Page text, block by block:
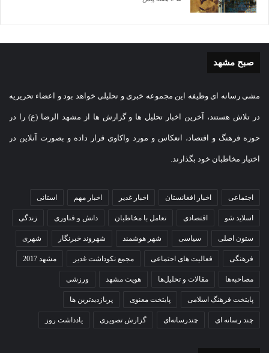
صبح مشهد
مشی رسانه ای وظیفه این مجموعه خبری و تحلیلی خواهد بود و اعضاء تحریریه
در تلاش هستند، آخرین اخبار تحلیل ها و گزارش ها از مشهد الرضا (ع) را در
حوزه فرهنگ و اقتصاد، انعکاس و مورد واکاوی قرار داده و بصورت آنلاین در
اختیار مخاطبان خود بگذارند.
اجتماعی اخبار افغانستان اخبار غدیر اخبار مهم استانی
اسلاید شو اقتصادی تعامل با مخاطبان دانش و فناوری زندگی
ستون اصلی سیاسی شهر هوشمند شهروند خبرنگار شهری
فرهنگی فعالیت های اجتماعی مجمع نکوداشت غدیر مشهد 2017
مصاحبه‌ها مقالات و تحلیل‌ها هویت مشهد ورزشی
پایتخت فرهنگ اسلامی پایتخت معنوی پربازدیدترین ها
چند رسانه ای چندرسانه‌ای گزارش تصویری یادداشت روز